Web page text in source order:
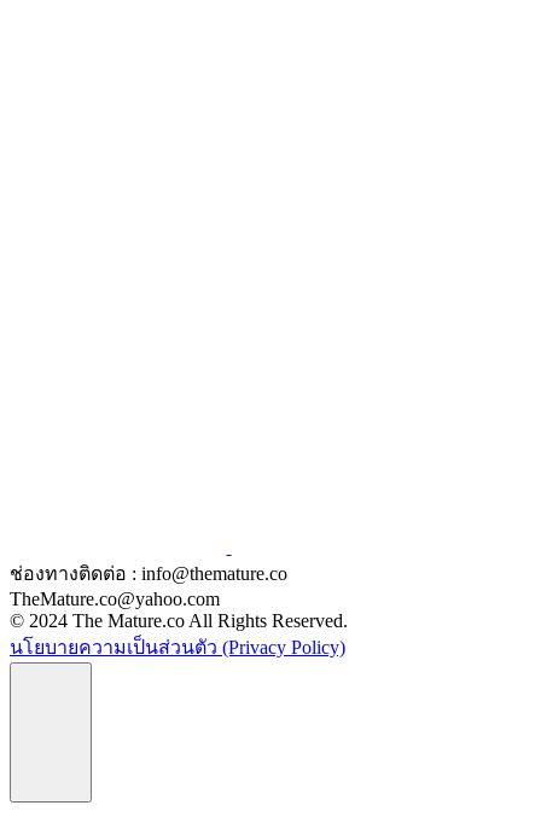
ช่องทางติดต่อ : info@themature.co
TheMature.co@yahoo.com
© 2024 The Mature.co All Rights Reserved.
นโยบายความเป็นส่วนตัว (Privacy Policy)